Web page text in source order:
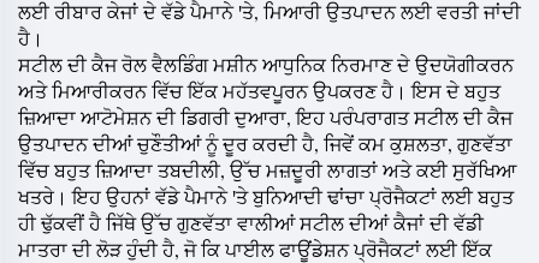
ਲਈ ਰੀਬਾਰ ਕੇਜਾਂ ਦੇ ਵੱਡੇ ਪੈਮਾਨੇ 'ਤੇ, ਮਿਆਰੀ ਉਤਪਾਦਨ ਲਈ ਵਰਤੀ ਜਾਂਦੀ
ਹੈ।
ਸਟੀਲ ਦੀ ਕੈਜ ਰੋਲ ਵੈਲਡਿੰਗ ਮਸ਼ੀਨ ਆਧੁਨਿਕ ਨਿਰਮਾਣ ਦੇ ਉਦਯੋਗੀਕਰਨ
ਅਤੇ ਮਿਆਰੀਕਰਨ ਵਿੱਚ ਇੱਕ ਮਹੱਤਵਪੂਰਨ ਉਪਕਰਣ ਹੈ। ਇਸ ਦੇ ਬਹੁਤ
ਜ਼ਿਆਦਾ ਆਟੋਮੇਸ਼ਨ ਦੀ ਡਿਗਰੀ ਦੁਆਰਾ, ਇਹ ਪਰੰਪਰਾਗਤ ਸਟੀਲ ਦੀ ਕੈਜ
ਉਤਪਾਦਨ ਦੀਆਂ ਚੁਣੌਤੀਆਂ ਨੂੰ ਦੂਰ ਕਰਦੀ ਹੈ, ਜਿਵੇਂ ਕਮ ਕੁਸ਼ਲਤਾ, ਗੁਣਵੱਤਾ
ਵਿੱਚ ਬਹੁਤ ਜ਼ਿਆਦਾ ਤਬਦੀਲੀ, ਉੱਚ ਮਜ਼ਦੂਰੀ ਲਾਗਤਾਂ ਅਤੇ ਕਈ ਸੁਰੱਖਿਆ
ਖਤਰੇ। ਇਹ ਉਹਨਾਂ ਵੱਡੇ ਪੈਮਾਨੇ 'ਤੇ ਬੁਨਿਆਦੀ ਢਾਂਚਾ ਪ੍ਰੋਜੈਕਟਾਂ ਲਈ ਬਹੁਤ
ਹੀ ਢੁੱਕਵੀਂ ਹੈ ਜਿੱਥੇ ਉੱਚ ਗੁਣਵੱਤਾ ਵਾਲੀਆਂ ਸਟੀਲ ਦੀਆਂ ਕੈਜਾਂ ਦੀ ਵੱਡੀ
ਮਾਤਰਾ ਦੀ ਲੋੜ ਹੁੰਦੀ ਹੈ, ਜੋ ਕਿ ਪਾਈਲ ਫਾਊਂਡੇਸ਼ਨ ਪ੍ਰੋਜੈਕਟਾਂ ਲਈ ਇੱਕ